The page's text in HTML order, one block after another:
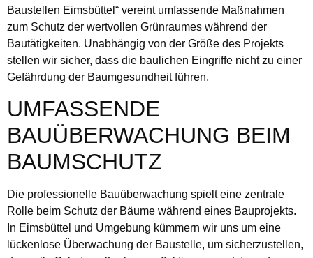
Baustellen Eimsbüttel“ vereint umfassende Maßnahmen
zum Schutz der wertvollen Grünraumes während der
Bautätigkeiten. Unabhängig von der Größe des Projekts
stellen wir sicher, dass die baulichen Eingriffe nicht zu einer
Gefährdung der Baumgesundheit führen.
UMFASSENDE
BAUÜBERWACHUNG BEIM
BAUMSCHUTZ
Die professionelle Bauüberwachung spielt eine zentrale
Rolle beim Schutz der Bäume während eines Bauprojekts.
In Eimsbüttel und Umgebung kümmern wir uns um eine
lückenlose Überwachung der Baustelle, um sicherzustellen,